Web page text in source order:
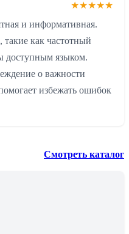
★★★★★
и информативная.
как частотный
доступным языком.
о важности
избежать ошибок
Смотреть каталог